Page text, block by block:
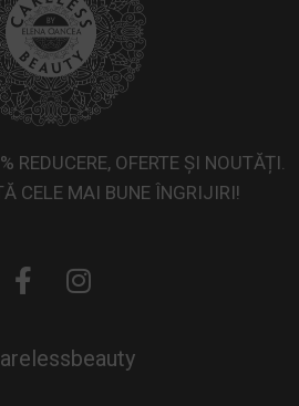
REDUCERE, OFERTE ȘI NOUTĂȚI.
CELE MAI BUNE ÎNGRIJIRI!